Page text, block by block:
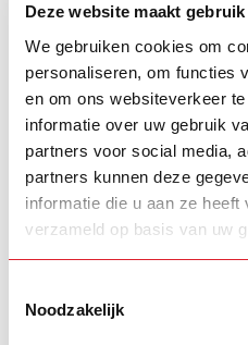
Deze website maakt
We gebruiken cookies om
personaliseren, om functies
en om ons websiteverkeer
informatie over uw gebruik
partners voor social media,
partners kunnen deze
informatie die u aan ze
verzameld op basis van uw
Noodzakelijk
Cartec Fast glaze